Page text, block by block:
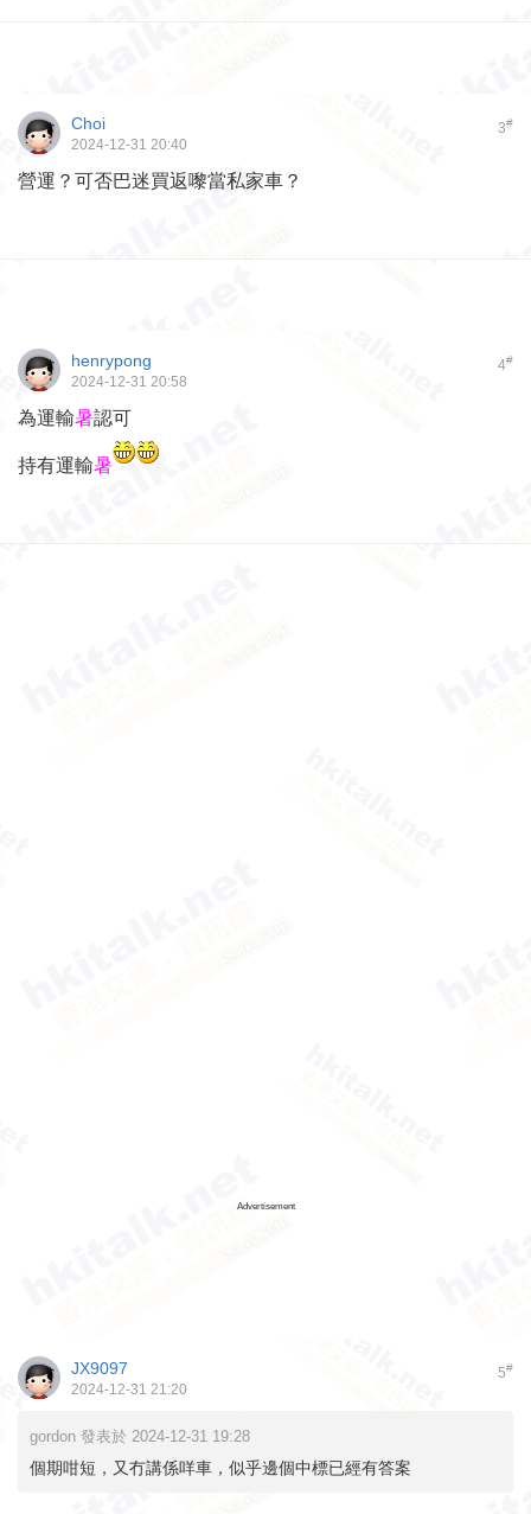
3#
Choi
2024-12-31 20:40
營運？可否巴迷買返嚟當私家車？
4#
henrypong
2024-12-31 20:58
為運輸暑認可
持有運輸暑
Advertisement
5#
JX9097
2024-12-31 21:20
gordon 發表於 2024-12-31 19:28
個期咁短，又冇講係咩車，似乎邊個中標已經有答案